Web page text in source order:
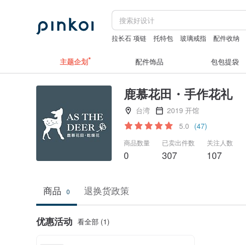
拉长石 项链 托特包 玻璃戒指 配件收纳
主题企划 配件饰品 包包提袋
鹿慕花田・手作花礼
台湾
2019 开馆
5.0 (47)
商品数量
0
已卖出件数
307
关注人数
107
商品 0 退换货政策
优惠活动 看全部 (1)